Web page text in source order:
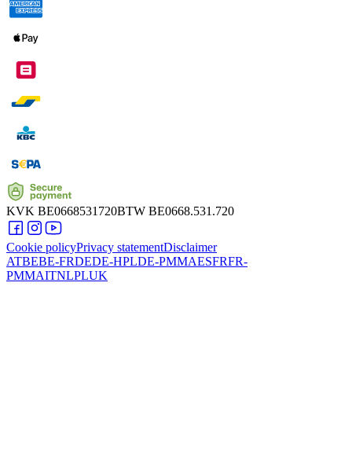
KVK BE0668531720BTW BE0668.531.720
Cookie policyPrivacy statementDisclaimer
ATBEBE-FRDEDE-HPLDE-PMMAESFRFR-
PMMAITNLPLUK